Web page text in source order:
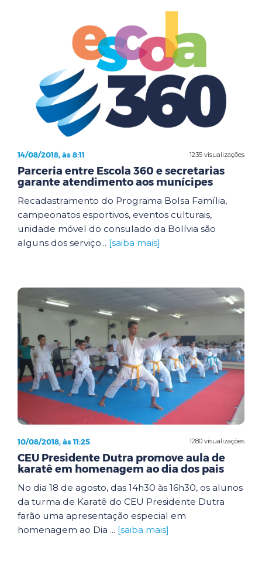
1235 visualizações
14/08/2018, às 8:11
Parceria entre Escola 360 e secretarias
garante atendimento aos munícipes
Recadastramento do Programa Bolsa Família,
campeonatos esportivos, eventos culturais,
unidade móvel do consulado da Bolívia são
alguns dos serviço... [saiba mais]
1280 visualizações
10/08/2018, às 11:25
CEU Presidente Dutra promove aula de
karatê em homenagem ao dia dos pais
No dia 18 de agosto, das 14h30 às 16h30, os alunos
da turma de Karatê do CEU Presidente Dutra
farão uma apresentação especial em
homenagem ao Dia ... [saiba mais]